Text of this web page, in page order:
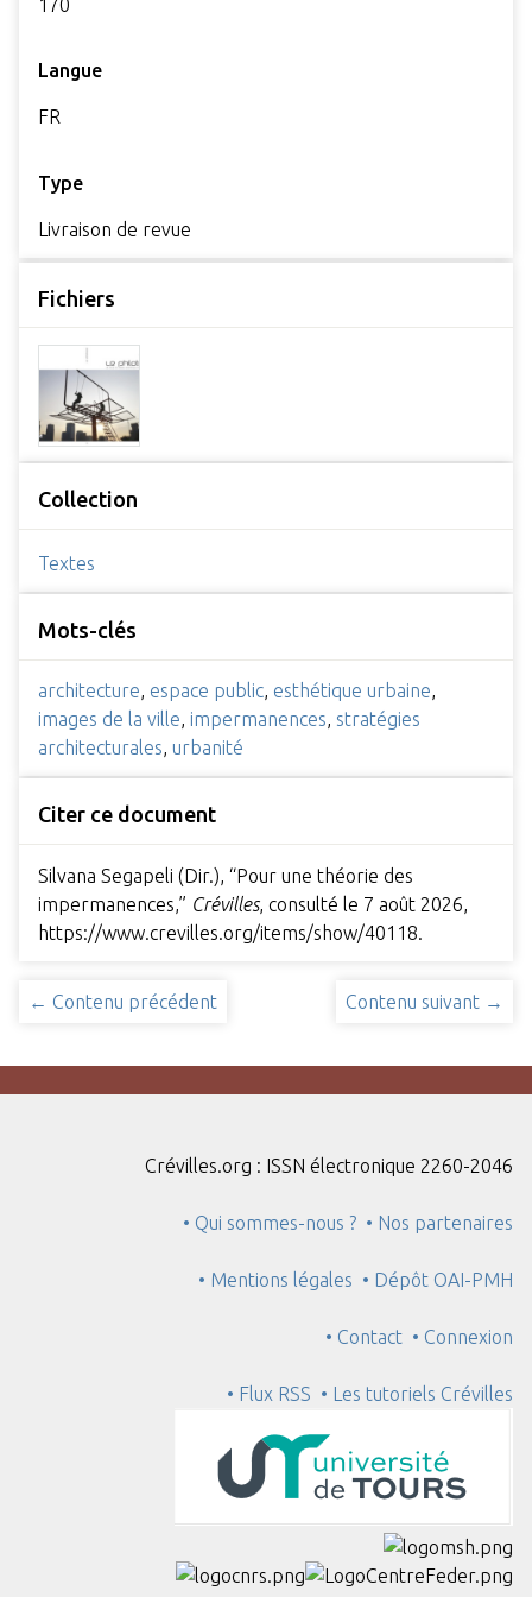
170
Langue
FR
Type
Livraison de revue
Fichiers
Collection
Textes
Mots-clés
architecture, espace public, esthétique urbaine,
images de la ville, impermanences, stratégies
architecturales, urbanité
Citer ce document
Silvana Segapeli (Dir.), “Pour une théorie des
impermanences,” Crévilles, consulté le 7 août 2026,
https://www.crevilles.org/items/show/40118
← Contenu précédent Contenu suivant →
Crévilles.org : ISSN électronique 2260-2046
• Qui sommes-nous ? • Nos partenaires
• Mentions légales • Dépôt OAI-PMH
• Contact • Connexion
• Flux RSS • Les tutoriels Crévilles